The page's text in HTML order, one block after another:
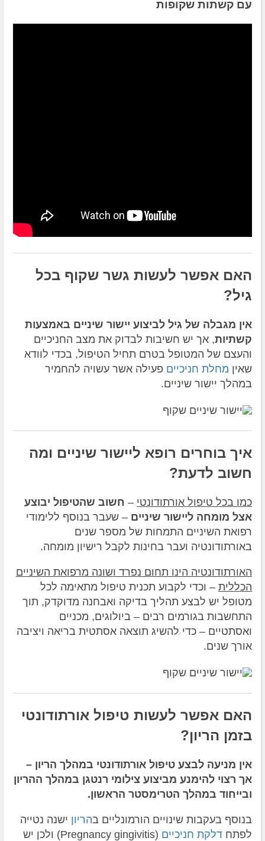
עם קשתות שקופות
האם אפשר לעשות גשר שקוף בכל
גיל?
אין מגבלה של גיל לביצוע יישור שיניים באמצעות
קשתיות, אך יש חשיבות לבדוק את מצב החניכיים
והעצם של המטופל בטרם תחיל הטיפול, בכדי לוודא
שאין מחלת חניכיים פעילה אשר עשויה להחמיר
במהלך יישור שיניים.
איך בוחרים רופא ליישור שיניים ומה
חשוב לדעת?
כמו בכל טיפול אורתודונטי – חשוב שהטיפול יבוצע
אצל מומחה ליישור שיניים – שעבר בנוסף ללימודי
רפואת השיניים התמחות של מספר שנים
באורתודונטיה ועבר בחינות לקבל רישיון מומחה.
האורתודונטיה הינו תחום נפרד ושונה מרפואת השיניים
הכללית – וכדי לקבוע תכנית טיפול מתאימה לכל
מטופל יש לבצע תהליך בדיקה ואבחנה מדוקדק, תוך
התחשבות בגורמים רבים – ביולוגים, מכניים
ואסתטיים – כדי להשיג תוצאה אסתטית בריאה ויציבה
אורך שנים.
האם אפשר לעשות טיפול אורתודונטי
בזמן הריון?
אין מניעה לבצע טיפול אורתודונטי במהלך הריון –
אך רצוי להימנע מביצוע צילומי רנטגן במהלך ההריון
ובייחוד במהלך הטרימסטר הראשון.
בנוסף בעקבות שינויים הורמונליים בהריון ישנה נטייה
לפתח דלקת חניכיים
(Pregnancy gingivitis) ולכן יש